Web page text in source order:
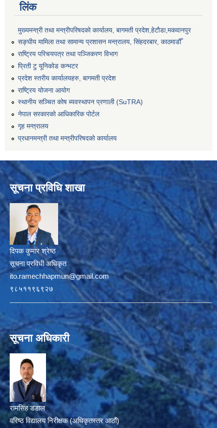
लिंक
मुख्यमन्त्री तथा मन्त्रीपरिषदको कार्यालय, बागमती प्रदेश,हेटाैडा,मकवानपुर
सङ्‍घीय मामिला तथा सामान्य प्रशासन मन्त्रालय, सिंहदरबार, काठमाडौँ
राष्ट्रिय परिचयपत्र तथा पञ्जिकरण विभाग
प्रिती टु यूनिकोड कन्भटर
प्रदेश स्तरीय कार्यालयहरु, बागमती प्रदेश
राष्ट्रिय योजना आयोग
स्थानीय सञ्चित कोष ब्यवस्थापन प्रणाली (SuTRA)
नेपाल सरकारको आधिकारिक पोर्टल
गृह मन्त्रालय
प्रधानमन्त्री तथा मन्त्रीपरिषदको कार्यालय
सूचना प्रविधि शाखा
दिपक कुमार श्रेष्ठ
सूचना प्रविधी अधिकृत
ito.ramechhapmun@gmail.com
९८५११९६९२७
सूचना अधिकारी
रामसिंह डडाल
वरिष्ठ विद्यालय निरीक्षक (अधिकृतस्तर आठौं)